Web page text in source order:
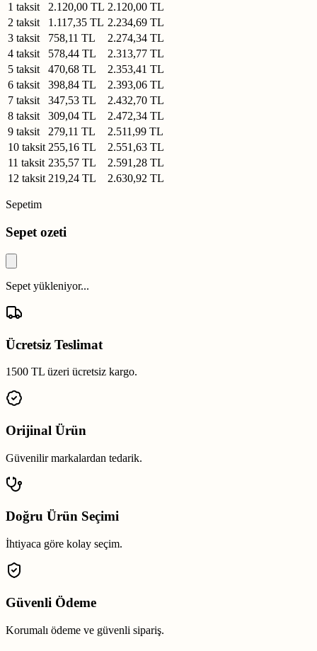
1 taksit
2.120,00 TL 2.120,00 TL
2 taksit
1.117,35 TL 2.234,69 TL
3 taksit
758,11 TL
2.274,34 TL
4 taksit
578,44 TL
2.313,77 TL
5 taksit
470,68 TL
2.353,41 TL
6 taksit
398,84 TL
2.393,06 TL
7 taksit
347,53 TL
2.432,70 TL
8 taksit
309,04 TL
2.472,34 TL
9 taksit
279,11 TL
2.511,99 TL
10 taksit 255,16 TL
2.551,63 TL
11 taksit 235,57 TL
2.591,28 TL
12 taksit 219,24 TL 2.630,92 TL
Sepetim
Sepet ozeti
Sepet yükleniyor...
Ücretsiz Teslimat
1500 TL üzeri ücretsiz kargo.
Orijinal Ürün
Güvenilir markalardan tedarik.
Doğru Ürün Seçimi
İhtiyaca göre kolay seçim.
Güvenli Ödeme
Korumalı ödeme ve güvenli sipariş.